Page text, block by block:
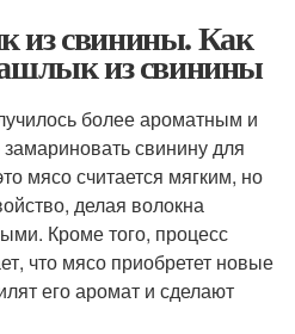
свинины. Как
из свинины
более ароматным и
свинину для
мясо считается мягким, но
делая волокна
Кроме того, процесс
что мясо приобретет новые
его аромат и сделают